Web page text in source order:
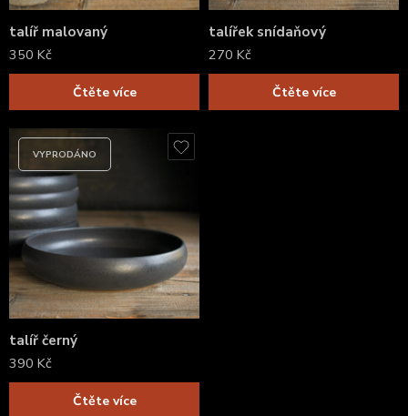
talíř malovaný
350 Kč
Čtěte více
talířek snídaňový
270 Kč
Čtěte více
VYPRODÁNO
talíř černý
390 Kč
Čtěte více